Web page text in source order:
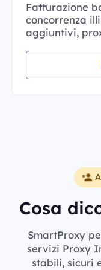
Fatturazione
concorrenza
aggiuntivi,
Cosa
SmartProxy
servizi Proxy
stabili, sicuri